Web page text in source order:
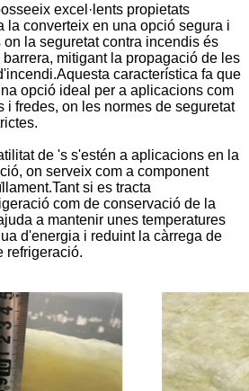
excel·lents propietats
la converteix en una opció segura i
la seguretat contra incendis és
mitigant la propagació de les
característica fa que
opció ideal per a aplicacions com
i fredes, on les normes de seguretat
de 's s'estén a aplicacions en la
on serveix com a component
si es tracta
com de conservació de la
a mantenir unes temperatures
d'energia i reduint la càrrega de
refrigeració.